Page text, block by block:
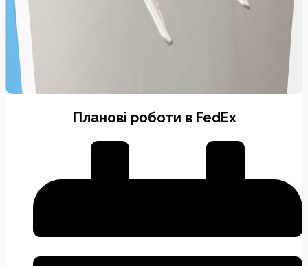
Планові роботи в FedEx